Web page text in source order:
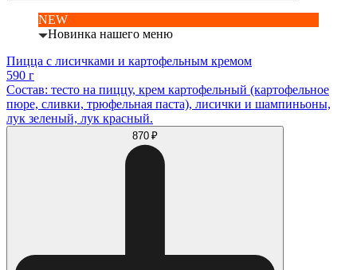
NEW
Новинка нашего меню
Пицца с лисичками и картофельным кремом
590 г
Состав: тесто на пиццу, крем картофельный (картофельное
пюре, сливки, трюфельная паста), лисички и шампиньоны,
лук зеленый, лук красный.
870 ₽